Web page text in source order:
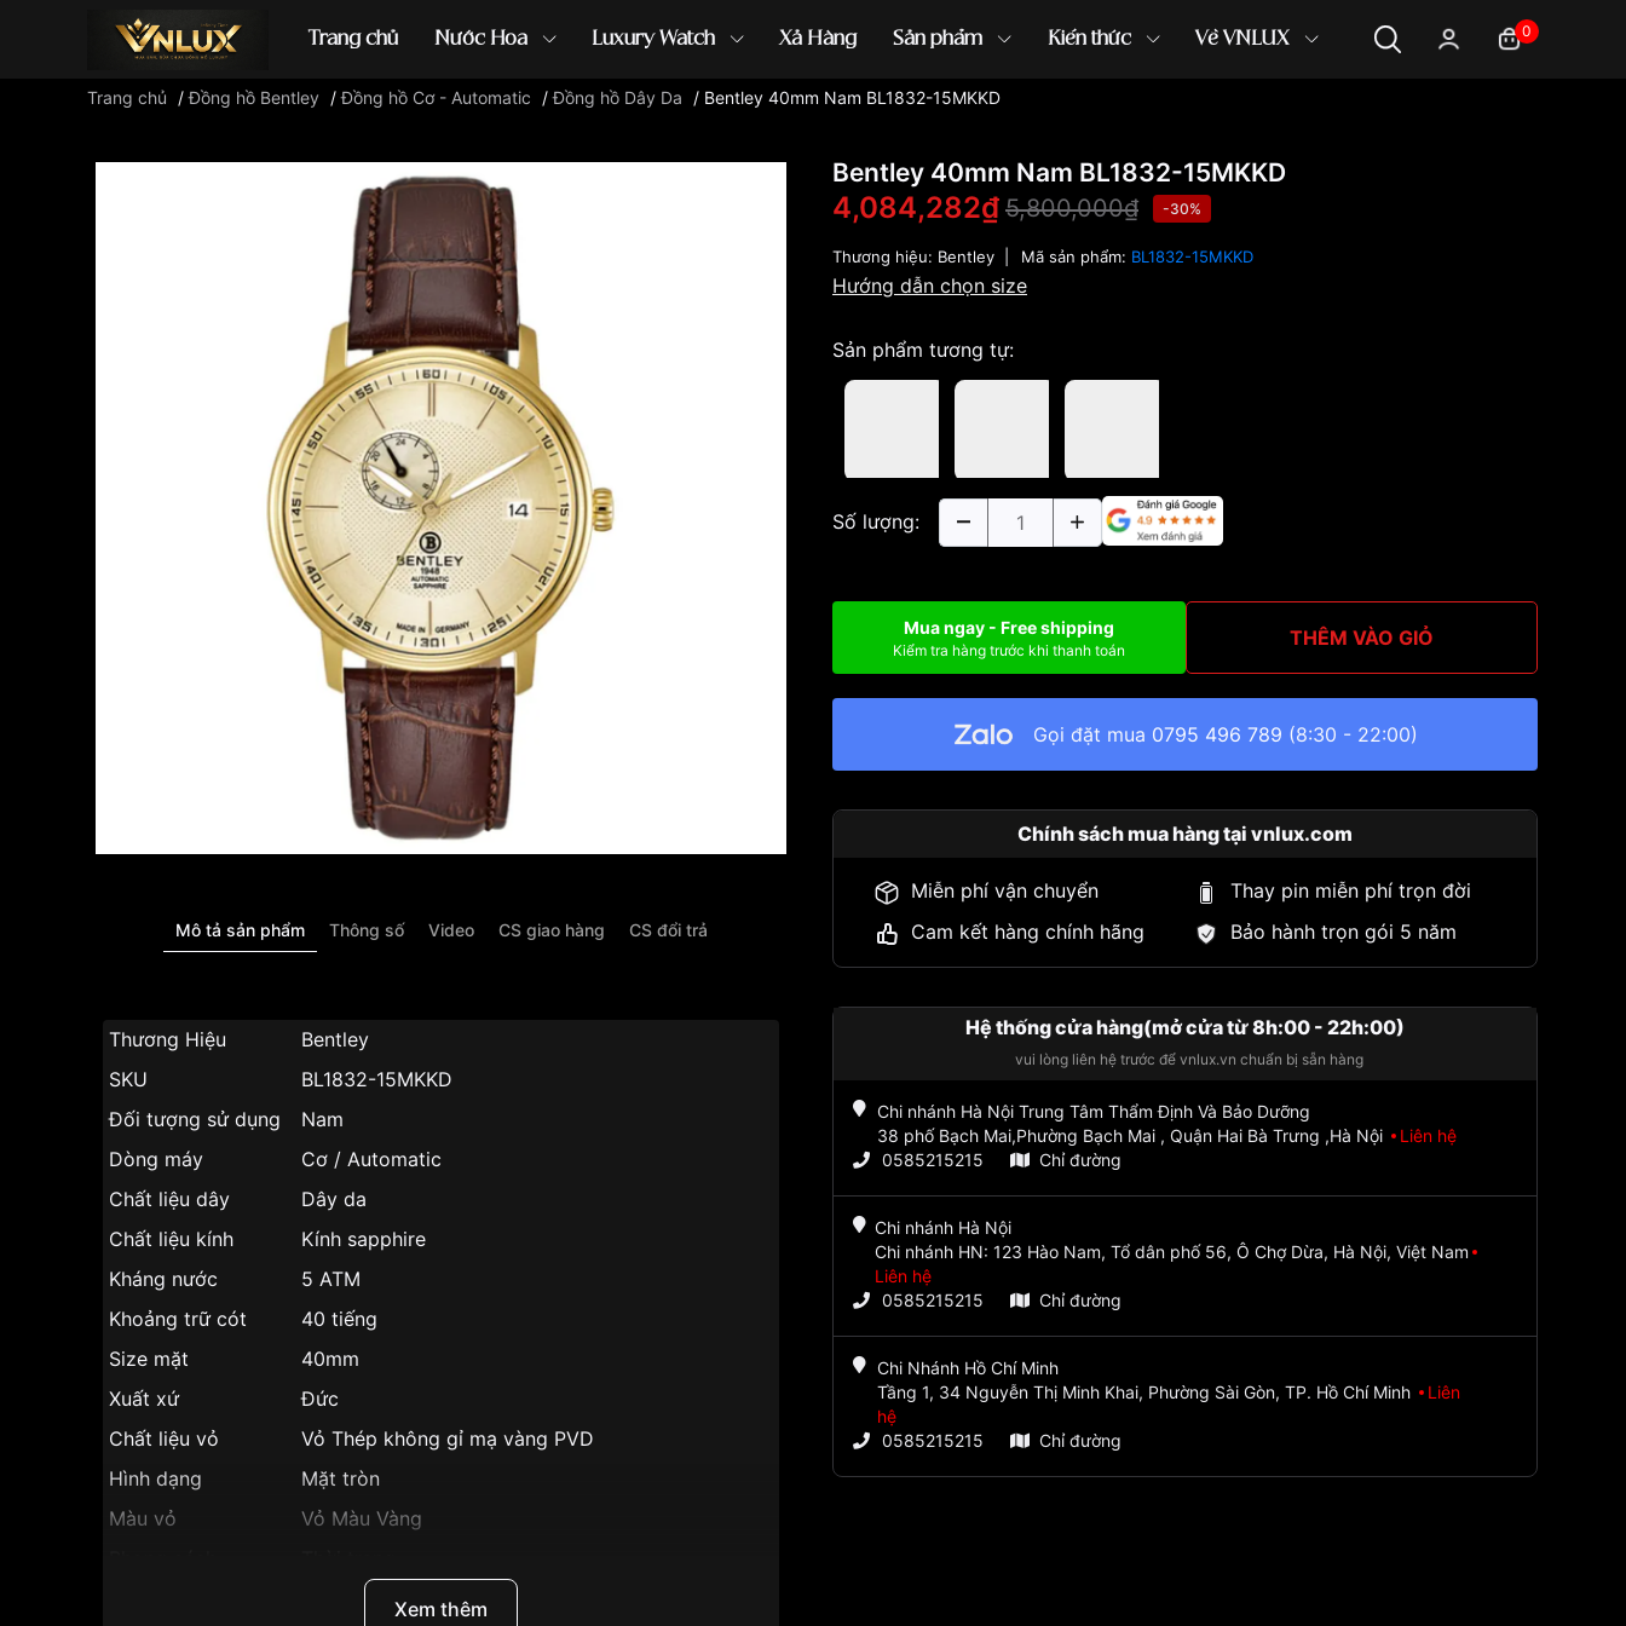
Trang chủ Nước Hoa Luxury Watch Xả Hàng Sản phẩm Kiến thức Về VNLUX 0
Đồng hồ casio đồng hồ G-Shock đồng hồ Orient ...
Trang chủ /Đồng hồ Bentley /Đồng hồ Cơ - Automatic /Đồng hồ Dây Da / Bentley 40mm Nam BL1832-15MKKD
Mô tả sản phẩm Thông số Video CS giao hàng CS đổi trả
Thương Hiệu
Bentley
SKU
BL1832-15MKKD
Đối tượng sử dụng
Nam
Dòng máy
Cơ / Automatic
Chất liệu dây
Dây da
Chất liệu kính
Kính sapphire
Kháng nước
5 ATM
Khoảng trữ cót
40 tiếng
Size mặt
40mm
Xuất xứ
Đức
Chất liệu vỏ
Vỏ Thép không gỉ mạ vàng PVD
Hình dạng
Mặt tròn
Màu vỏ
Vỏ Màu Vàng
Dạ quang, Lịch ngày, Lịch 24 giờ, Giờ, Phút, Giây
Xem thêm
Bentley 40mm Nam BL1832-15MKKD
4,084,282₫ 5,800,000₫ -30%
Thương hiệu: Bentley Mã sản phẩm: BL1832-15MKKD
Hướng dẫn chọn size
Sản phẩm tương tự:
Số lượng:
Mua ngay - Free shipping
Kiểm tra hàng trước khi thanh toán THÊM VÀO GIỎ
Gọi đặt mua 0795 496 789 (8:30 - 22:00)
Chính sách mua hàng tại vnlux.com
Miễn phí vận chuyển
Thay pin miễn phí trọn đời
Cam kết hàng chính hãng
Bảo hành trọn gói 5 năm
Hệ thống cửa hàng(mở cửa từ 8h:00 - 22h:00)
vui lòng liên hệ trước để vnlux.vn chuẩn bị sẵn hàng
Chi nhánh Hà Nội Trung Tâm Thẩm Định Và Bảo Dưỡng
38 phố Bạch Mai,Phường Bạch Mai , Quận Hai Bà Trưng ,Hà Nội
Liên hệ
0585215215
Chỉ đường
Chi nhánh Hà Nội
Chi nhánh HN: 123 Hào Nam, Tổ dân phố 56, Ô Chợ Dừa, Hà Nội, Việt Nam
Liên hệ
0585215215
Chỉ đường
Chi Nhánh Hồ Chí Minh
Tầng 1, 34 Nguyễn Thị Minh Khai, Phường Sài Gòn, TP. Hồ Chí Minh
Liên
hệ
0585215215
Chỉ đường